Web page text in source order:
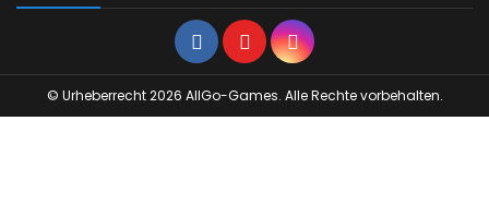
Facebook
YouTubeInstagram
© Urheberrecht 2026 AllGo-Games. Alle Rechte vorbehalten.